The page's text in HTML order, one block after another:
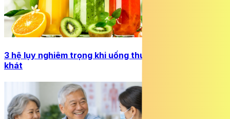
3 hệ lụy nghiêm trọng khi uống thuốc cùng nước giải
khát